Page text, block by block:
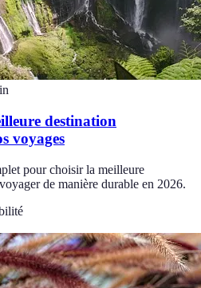
destination
voyages
pour choisir la meilleure
de manière durable en 2026.